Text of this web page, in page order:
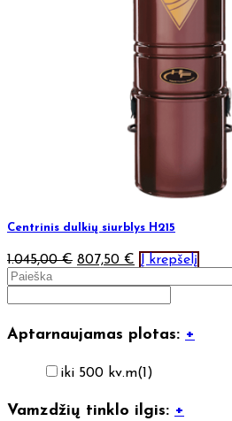
Centrinis dulkių siurblys H215
1.045,00€ 807,50 € Į krepšelį
Aptarnaujamas plotas: +
iki 500 kv.m(1)
Vamzdžių tinklo ilgis: +